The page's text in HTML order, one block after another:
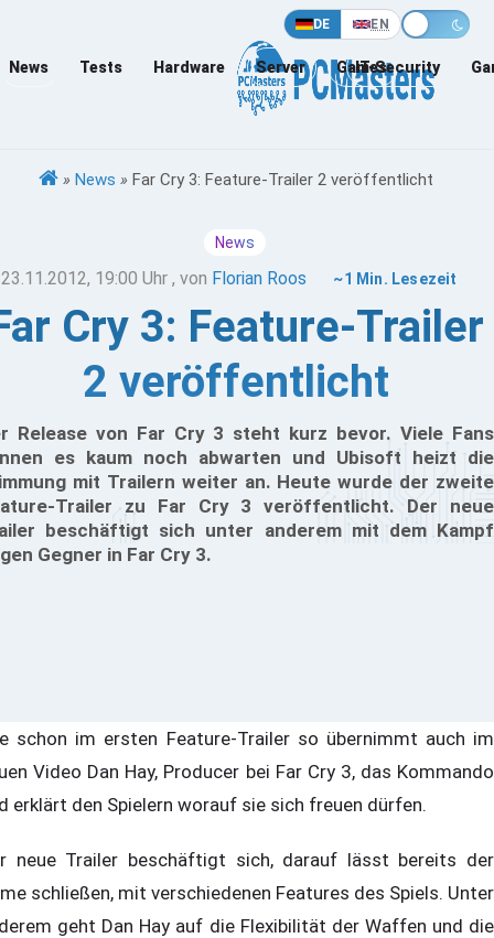
DE EN
News Tests Hardware Server Games
IT-Security
» News » Far Cry 3: Feature-Trailer 2 veröffentlicht
News
23.11.2012, 19:00 Uhr , von Florian Roos ~1 Min. Lesezeit
Cry 3: Feature-Trailer
2 veröffentlicht
Release von Far Cry 3 steht kurz bevor. Viele Fans
es kaum noch abwarten und Ubisoft heizt die
mit Trailern weiter an. Heute wurde der zweite
Trailer zu Far Cry 3 veröffentlicht. Der neue
beschäftigt sich unter anderem mit dem Kampf
Gegner in Far Cry 3.
schon im ersten Feature-Trailer so übernimmt auch im
Video Dan Hay, Producer bei Far Cry 3, das Kommando
erklärt den Spielern worauf sie sich freuen dürfen.
neue Trailer beschäftigt sich, darauf lässt bereits der
schließen, mit verschiedenen Features des Spiels. Unter
geht Dan Hay auf die Flexibilität der Waffen und die